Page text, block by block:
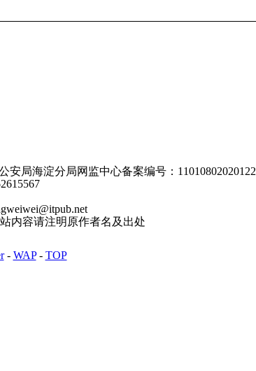
安局海淀分局网监中心备案编号：11010802020122
内容请注明原作者名及出处
- WAP- TOP